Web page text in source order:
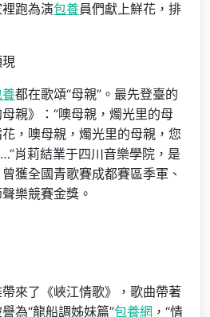
跑為演包養員們獻上鮮花，排
都在歌頌“母親”。最先登臺的
親》：“噢母親，燭光里的母
，噢母親，燭光里的母親，您
肖莉結業于四川音樂學院，是
獲全國青歌賽成都賽區季軍、
樂競賽金獎。
了《峽江情歌》，歌曲帶著
為“龍船調姊妹篇”包養網 ，“情